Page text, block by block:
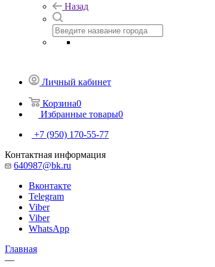
Назад
Личный кабинет
Корзина0
Избранные товары0
+7 (950) 170-55-77
Контактная информация
640987@bk.ru
Вконтакте
Telegram
Viber
Viber
WhatsApp
Главная
—